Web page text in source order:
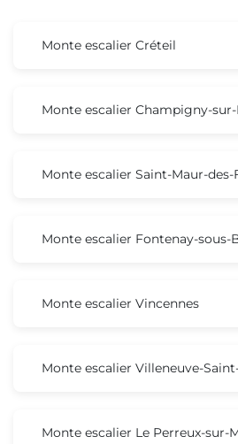
Monte escalier Créteil
Monte escalier Champigny-
Monte escalier Saint-Maur-des-
Monte escalier Fontenay-sous-
Monte escalier Vincennes
Monte escalier Villeneuve-
Monte escalier Le Perreux-sur-